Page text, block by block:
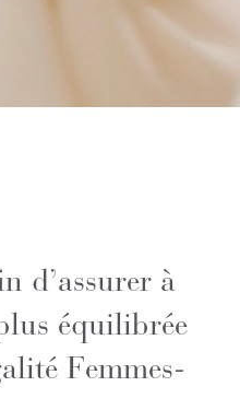
d’assurer à
équilibrée
Femmes-